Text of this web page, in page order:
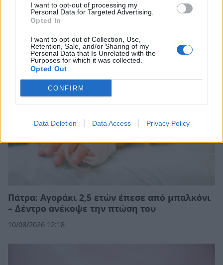
I want to opt-out of processing my
Personal Data for Targeted Advertising.
Opted In
I want to opt-out of Collection, Use,
Retention, Sale, and/or Sharing of my
Personal Data that Is Unrelated with the
Purposes for which it was collected.
Opted Out
CONFIRM
Data Deletion Data Access Privacy Policy
Σχετικά Άρθρα
Πάτρα: Αγοράκι 2,5 ετών έπεσε από μπαλκόνι
– Δέντρο ανέκοψε την πτώση του
10/08/2026 12:18